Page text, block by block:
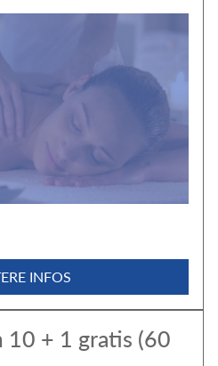
INFOS
10 + 1 gratis (60